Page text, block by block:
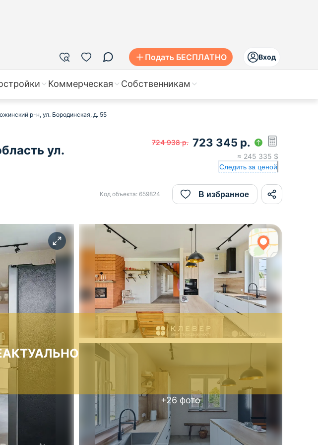
Подать БЕСПЛАТНО Вход
Коммерческая Собственникам
р-н, ул. Бородинская, д. 55
ул.
724 938 р. 723 345 р.
≈ 245 335 $
Следить за ценой
Код объекта: 659824 В избранное
+26 фото